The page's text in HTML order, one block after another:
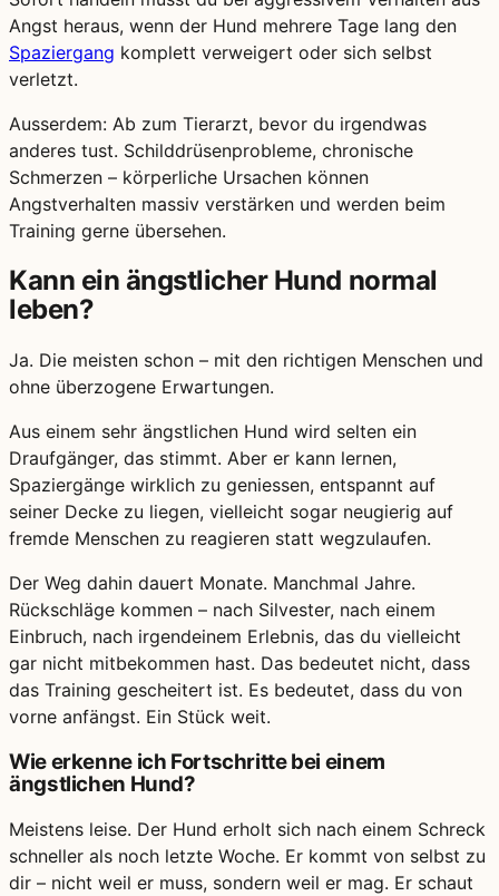
Angst heraus, wenn der Hund mehrere Tage lang den
Spaziergang komplett verweigert oder sich selbst
verletzt.
Ausserdem: Ab zum Tierarzt, bevor du irgendwas
anderes tust. Schilddrüsenprobleme, chronische
Schmerzen – körperliche Ursachen können
Angstverhalten massiv verstärken und werden beim
Training gerne übersehen.
Kann ein ängstlicher Hund normal
leben?
Ja. Die meisten schon – mit den richtigen Menschen und
ohne überzogene Erwartungen.
Aus einem sehr ängstlichen Hund wird selten ein
Draufgänger, das stimmt. Aber er kann lernen,
Spaziergänge wirklich zu geniessen, entspannt auf
seiner Decke zu liegen, vielleicht sogar neugierig auf
fremde Menschen zu reagieren statt wegzulaufen.
Der Weg dahin dauert Monate. Manchmal Jahre.
Rückschläge kommen – nach Silvester, nach einem
Einbruch, nach irgendeinem Erlebnis, das du vielleicht
gar nicht mitbekommen hast. Das bedeutet nicht, dass
das Training gescheitert ist. Es bedeutet, dass du von
vorne anfängst. Ein Stück weit.
Wie erkenne ich Fortschritte bei einem
ängstlichen Hund?
Meistens leise. Der Hund erholt sich nach einem Schreck
schneller als noch letzte Woche. Er kommt von selbst zu
dir – nicht weil er muss, sondern weil er mag. Er schaut